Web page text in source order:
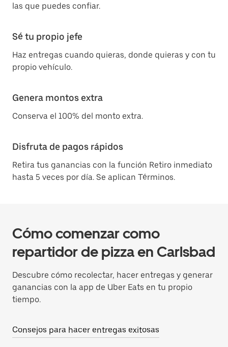
las que puedes confiar.
Sé tu propio jefe
Haz entregas cuando quieras, donde quieras y con tu
propio vehículo.
Genera montos extra
Conserva el 100% del monto extra.
Disfruta de pagos rápidos
Retira tus ganancias con la función Retiro inmediato
hasta 5 veces por día. Se aplican Términos.
Cómo comenzar como
repartidor de pizza en Carlsbad
Descubre cómo recolectar, hacer entregas y generar
ganancias con la app de Uber Eats en tu propio
tiempo.
Consejos para hacer entregas exitosas